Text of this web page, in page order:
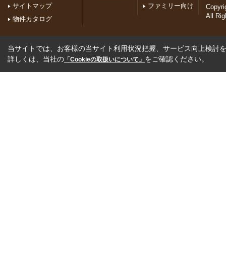
サイトマップ
物件カタログ
ファミリー向け
All
当サイトでは、お客様の当サイト利用状況把握、サービス向上検討
詳しくは、当社の 「Cookieの取扱いについて」 をご確認ください。